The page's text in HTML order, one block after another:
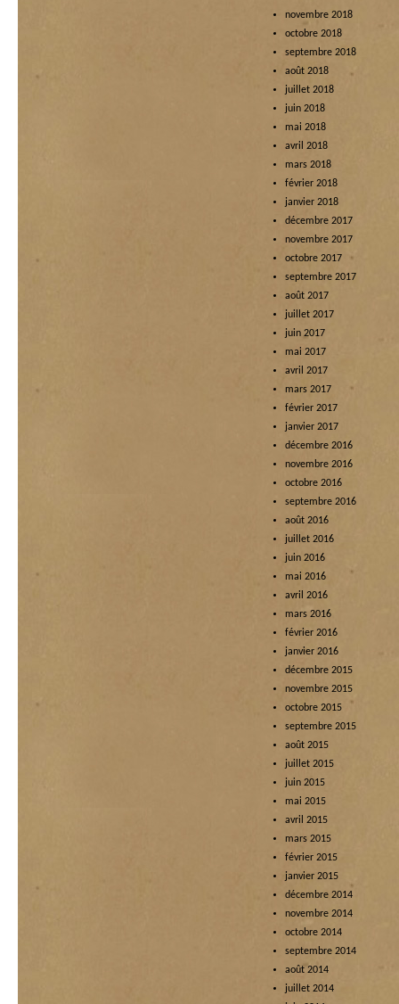
novembre 2018
octobre 2018
septembre 2018
août 2018
juillet 2018
juin 2018
mai 2018
avril 2018
mars 2018
février 2018
janvier 2018
décembre 2017
novembre 2017
octobre 2017
septembre 2017
août 2017
juillet 2017
juin 2017
mai 2017
avril 2017
mars 2017
février 2017
janvier 2017
décembre 2016
novembre 2016
octobre 2016
septembre 2016
août 2016
juillet 2016
juin 2016
mai 2016
avril 2016
mars 2016
février 2016
janvier 2016
décembre 2015
novembre 2015
octobre 2015
septembre 2015
août 2015
juillet 2015
juin 2015
mai 2015
avril 2015
mars 2015
février 2015
janvier 2015
décembre 2014
novembre 2014
octobre 2014
septembre 2014
août 2014
juillet 2014